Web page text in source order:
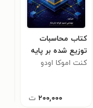
کتاب محاسبات
توزیع‌ شده بر پایه
اصول بنیادین
کنت اموکا اودو
۲۰۰,۰۰۰ ت